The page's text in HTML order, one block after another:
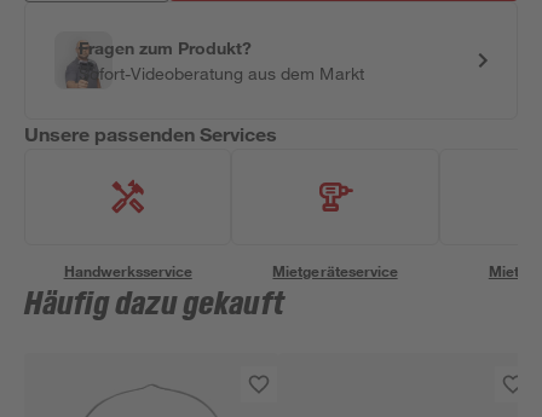
Fragen zum Produkt?
Sofort-Videoberatung aus dem Markt
Unsere passenden Services
Handwerksservice Mietgeräteservice
Häufig dazu gekauft